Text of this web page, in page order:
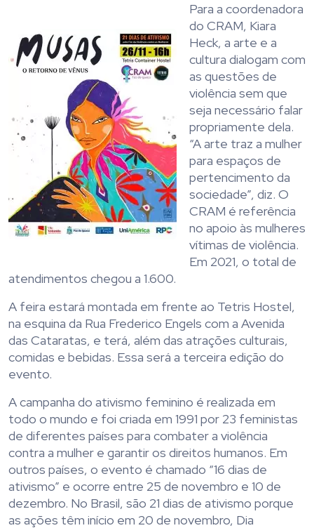
Para a coordenadora
do CRAM, Kiara
Heck, a arte e a
cultura dialogam com
as questões de
violência sem que
seja necessário falar
propriamente dela.
“A arte traz a mulher
para espaços de
pertencimento da
sociedade”, diz. O
CRAM é referência
no apoio às mulheres
vítimas de violência.
Em 2021, o total de
atendimentos chegou a 1.600.
A feira estará montada em frente ao Tetris Hostel,
na esquina da Rua Frederico Engels com a Avenida
das Cataratas, e terá, além das atrações culturais,
comidas e bebidas. Essa será a terceira edição do
evento.
A campanha do ativismo feminino é realizada em
todo o mundo e foi criada em 1991 por 23 feministas
de diferentes países para combater a violência
contra a mulher e garantir os direitos humanos. Em
outros países, o evento é chamado “16 dias de
ativismo” e ocorre entre 25 de novembro e 10 de
dezembro. No Brasil, são 21 dias de ativismo porque
as ações têm início em 20 de novembro, Dia